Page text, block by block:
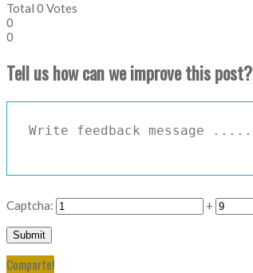
Total 0 Votes
0
0
Tell us how can we improve this post?
Captcha: +
Comparte!